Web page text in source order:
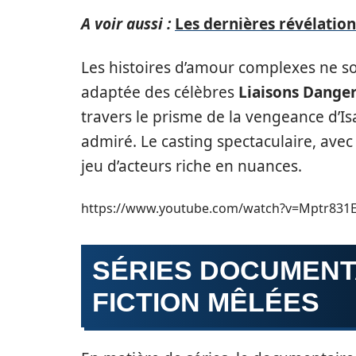
A voir aussi : Les dernières
Les histoires d’amour complexes ne
adaptée des célèbres Liaisons
travers le prisme de la vengeance
admiré. Le casting spectaculaire,
jeu d’acteurs riche en nuances.
https://www.youtube.com/
SÉRIES
FICTION MÊLÉES